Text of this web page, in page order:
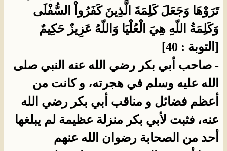
تَرَوْهَا وَجَعَلَ كَلِمَةَ الَّذِينَ كَفَرُواْ السُّفْلَى
وَكَلِمَةُ اللّهِ هِيَ الْعُلْيَا وَاللّهُ عَزِيزٌ حَكِيمٌ
[التوبة : 40]
- صاحب أبي بكر رضي الله عنه النبي صلى
الله عليه وسلم في هجرته، و كانت من
أعظم فضائل و مناقب أبي بكر رضي الله
عنه، فثبت لأبي بكر منزلة عظيمة لم يبلغها
أحد من الصحابة رضوان الله عنهم